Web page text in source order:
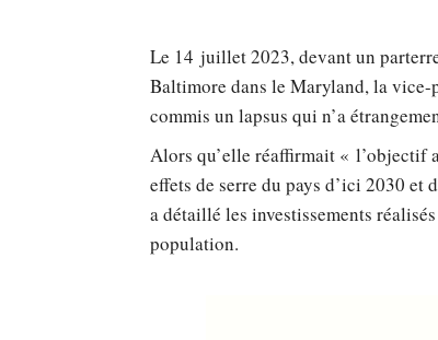
Le 14 juillet 2023, devant un
Baltimore dans le Maryland, la vice-
commis un lapsus qui n’a
Alors qu’elle réaffirmait « l’objectif
effets de serre du pays d’ici 2030
a détaillé les investissements
population.